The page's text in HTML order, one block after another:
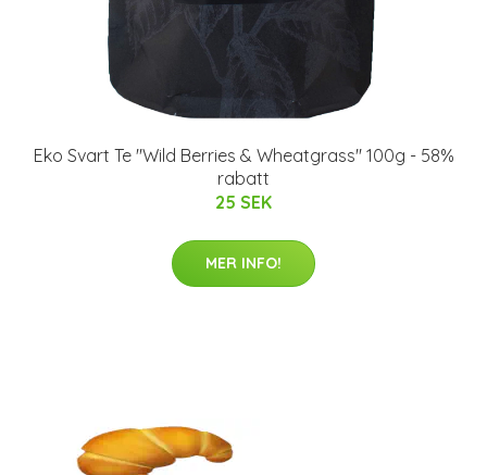
Eko Svart Te "Wild Berries & Wheatgrass" 100g - 58%
rabatt
25 SEK
MER INFO!